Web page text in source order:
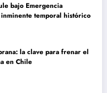
bajo Emergencia
temporal histórico
la clave para frenar el
en Chile